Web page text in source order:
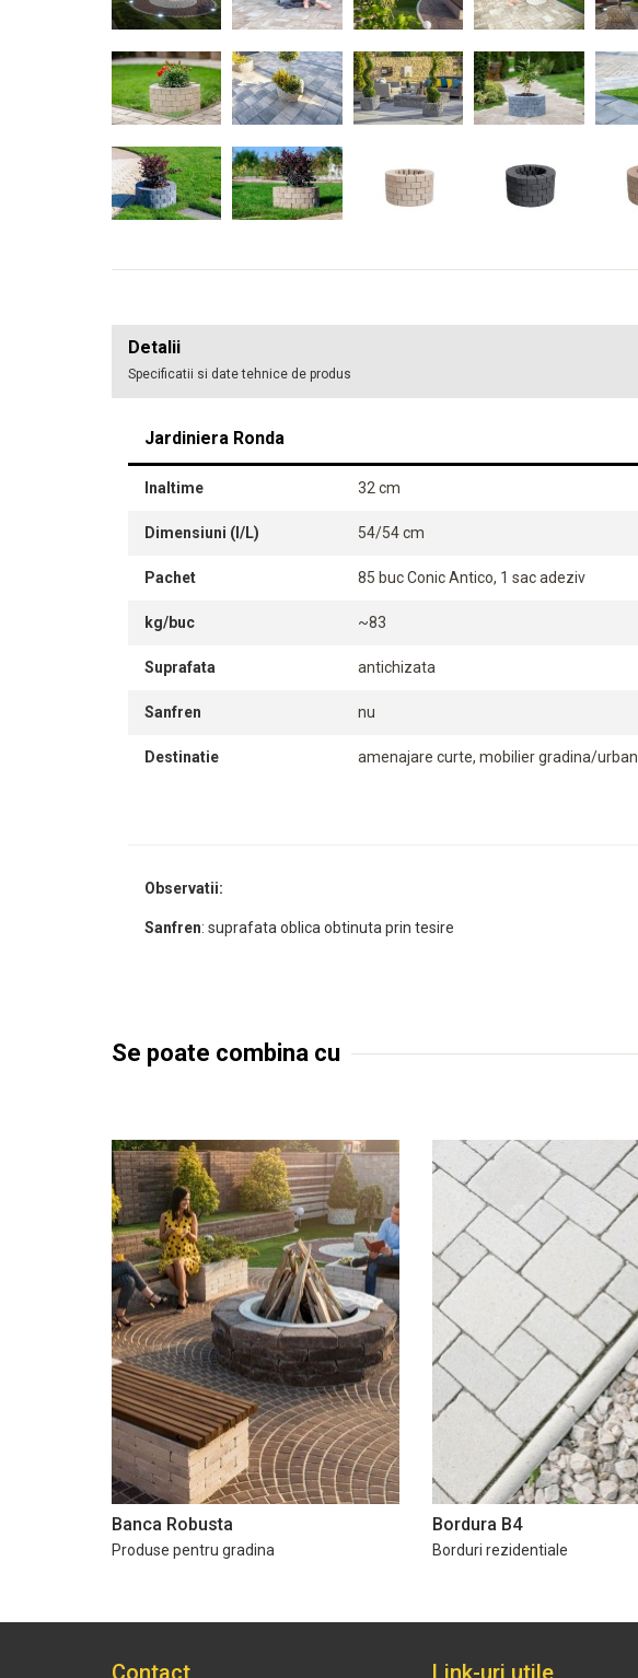
Detalii
Specificatii si date tehnice de produs
Jardiniera Ronda
Inaltime 32 cm
Dimensiuni (l/L) 54/54 cm
Pachet 85 buc Conic Antico, 1 sac adeziv
kg/buc ~83
Suprafata antichizata
Sanfren nu
Destinatie amenajare curte, mobilier gradina/urban
Observatii:
Sanfren: suprafata oblica obtinuta prin tesire
Se poate combina cu
Banca Robusta
Produse pentru gradina
Bordura B4
Borduri rezidentiale